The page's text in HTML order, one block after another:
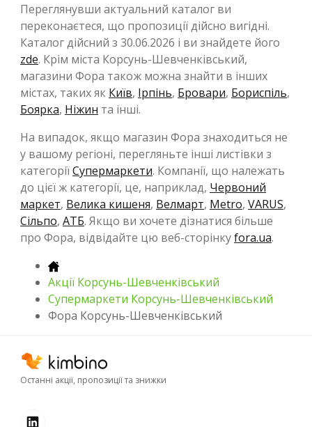
Переглянувши актуальний каталог ви
переконаєтеся, що пропозиції дійсно вигідні.
Каталог дійсний з 30.06.2026 і ви знайдете його
zde. Крім міста Корсунь-Шевченківський,
магазини Фора також можна знайти в інших
містах, таких як Київ, Ірпінь, Бровари, Бориспіль,
Боярка, Ніжин та інші.
На випадок, якщо магазин Фора знаходиться не
у вашому регіоні, перегляньте інші листівки з
категоріїСупермаркети. Компанії, що належать
до цієї ж категорії, це, наприклад, Червоний
маркет, Велика кишеня, Велмарт, Metro, VARUS,
Сільпо, АТБ. Якщо ви хочете дізнатися більше
про Фора, відвідайте цю веб-сторінкуfora.ua.
Акції Корсунь-Шевченківський
Супермаркети Корсунь-Шевченківський
Фора Корсунь-Шевченківський
Останні акції, пропозиції та знижки